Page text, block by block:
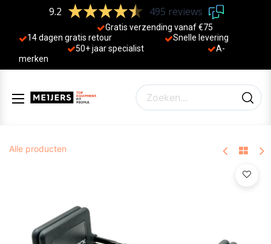
9.2 495 reviews
Gratis verzending vanaf €75
14 dagen gratis retour
Sne lle levering
50+ jaar specialist
A-
merken
Alle producten